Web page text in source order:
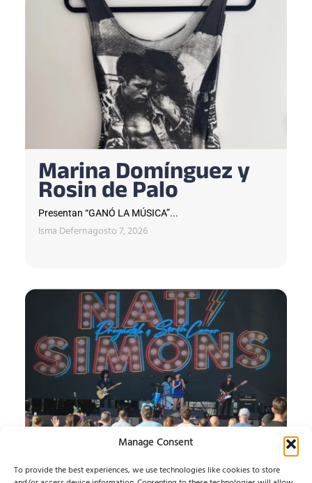
Manage Consent
To provide the best experiences, we use technologies like cookies to store
Marina Domínguez y
Rosin de Palo
Presentan “GANÓ LA MÚSICA”...
Isma Defernagosto 7, 2026
SONORAMA RIBERA: